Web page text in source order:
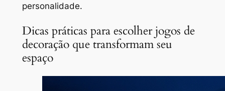
personalidade.
Dicas práticas para escolher jogos de
decoração que transformam seu
espaço